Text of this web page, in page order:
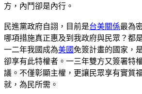
方，內鬥卻是內行。
民進黨政府自詡，目前是台美關係最為
哪項措施真正惠及到我政府與民眾？都
一二年我國成為美國 免簽計畫的國家，
卻享有此特權者。一三年雙方又簽署特
議。不僅彰顯主權，更讓民眾享有實質
就，為民所需。